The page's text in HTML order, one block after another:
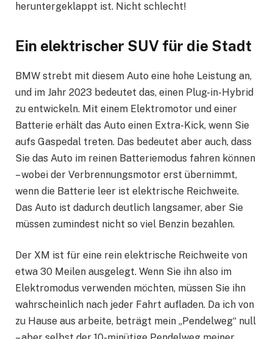
heruntergeklappt ist. Nicht schlecht!
Ein elektrischer SUV für die Stadt
BMW strebt mit diesem Auto eine hohe Leistung an,
und im Jahr 2023 bedeutet das, einen Plug-in-Hybrid
zu entwickeln. Mit einem Elektromotor und einer
Batterie erhält das Auto einen Extra-Kick, wenn Sie
aufs Gaspedal treten. Das bedeutet aber auch, dass
Sie das Auto im reinen Batteriemodus fahren können
– wobei der Verbrennungsmotor erst übernimmt,
wenn die Batterie leer ist elektrische Reichweite.
Das Auto ist dadurch deutlich langsamer, aber Sie
müssen zumindest nicht so viel Benzin bezahlen.
Der XM ist für eine rein elektrische Reichweite von
etwa 30 Meilen ausgelegt. Wenn Sie ihn also im
Elektromodus verwenden möchten, müssen Sie ihn
wahrscheinlich nach jeder Fahrt aufladen. Da ich von
zu Hause aus arbeite, beträgt mein „Pendelweg“ null